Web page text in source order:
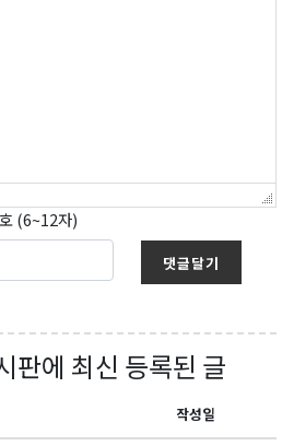
(6~12자)
댓글달기
판에 최신 등록된 글
작성일